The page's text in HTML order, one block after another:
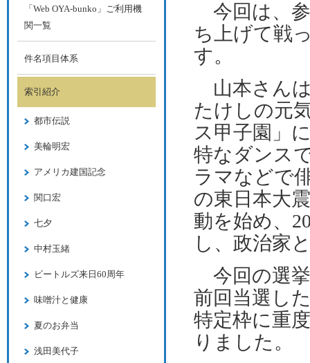
今回は、
ち上げて戦
す。
山本さん
たけしの元
ス甲子園」
特なダンス
ラマなどで
の東日本大
動を始め、
し、政治家
今回の選
前回当選し
特定枠に重
りました。
「Web OYA-bunko」ご利用機
関一覧
件名項目体系
索引紹介
都市伝説
美輪明宏
アメリカ建国記念
関口宏
七夕
中村玉緒
ビートルズ来日60周年
味噌汁と健康
夏のお弁当
浅田美代子